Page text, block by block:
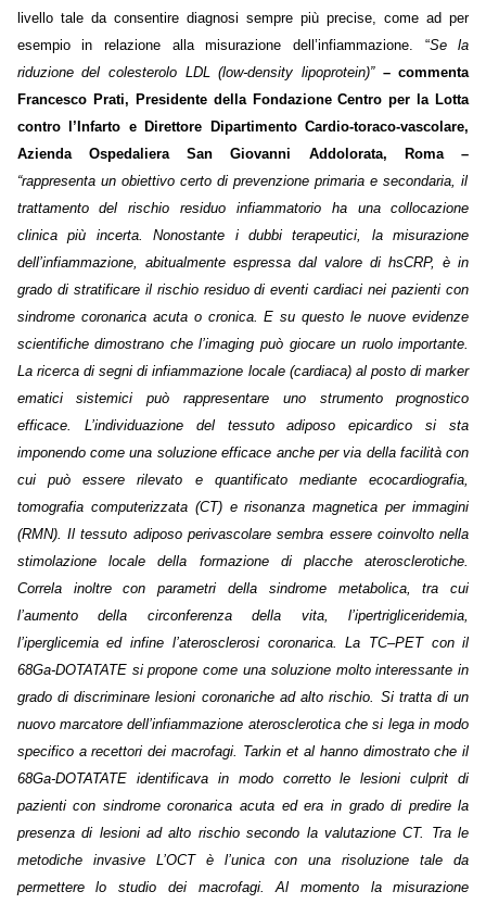
livello tale da consentire diagnosi sempre più precise, come ad per
esempio in relazione alla misurazione dell’infiammazione. “Se la
riduzione del colesterolo LDL (low-density lipoprotein)”– commenta
Francesco Prati, Presidente della Fondazione Centro per la Lotta
contro l’Infarto e Direttore Dipartimento Cardio-toraco-vascolare,
Azienda Ospedaliera San Giovanni Addolorata, Roma –
“rappresenta un obiettivo certo di prevenzione primaria e secondaria, il
trattamento del rischio residuo infiammatorio ha una collocazione
clinica più incerta. Nonostante i dubbi terapeutici, la misurazione
dell’infiammazione, abitualmente espressa dal valore di hsCRP, è in
grado di stratificare il rischio residuo di eventi cardiaci nei pazienti con
sindrome coronarica acuta o cronica. E su questo le nuove evidenze
scientifiche dimostrano che l’imaging può giocare un ruolo importante.
La ricerca di segni di infiammazione locale (cardiaca) al posto di marker
ematici sistemici può rappresentare uno strumento prognostico
efficace. L’individuazione del tessuto adiposo epicardico si sta
imponendo come una soluzione efficace anche per via della facilità con
cui può essere rilevato e quantificato mediante ecocardiografia,
tomografia computerizzata (CT) e risonanza magnetica per immagini
(RMN). Il tessuto adiposo perivascolare sembra essere coinvolto nella
stimolazione locale della formazione di placche aterosclerotiche.
Correla inoltre con parametri della sindrome metabolica, tra cui
l’aumento della circonferenza della vita, l’ipertrigliceridemia,
l’iperglicemia ed infine l’aterosclerosi coronarica. La TC–PET con il
68Ga-DOTATATE si propone come una soluzione molto interessante in
grado di discriminare lesioni coronariche ad alto rischio. Si tratta di un
nuovo marcatore dell’infiammazione aterosclerotica che si lega in modo
specifico a recettori dei macrofagi. Tarkin et al hanno dimostrato che il
68Ga-DOTATATE identificava in modo corretto le lesioni culprit di
pazienti con sindrome coronarica acuta ed era in grado di predire la
presenza di lesioni ad alto rischio secondo la valutazione CT. Tra le
metodiche invasive L’OCT è l’unica con una risoluzione tale da
permettere lo studio dei macrofagi. Al momento la misurazione